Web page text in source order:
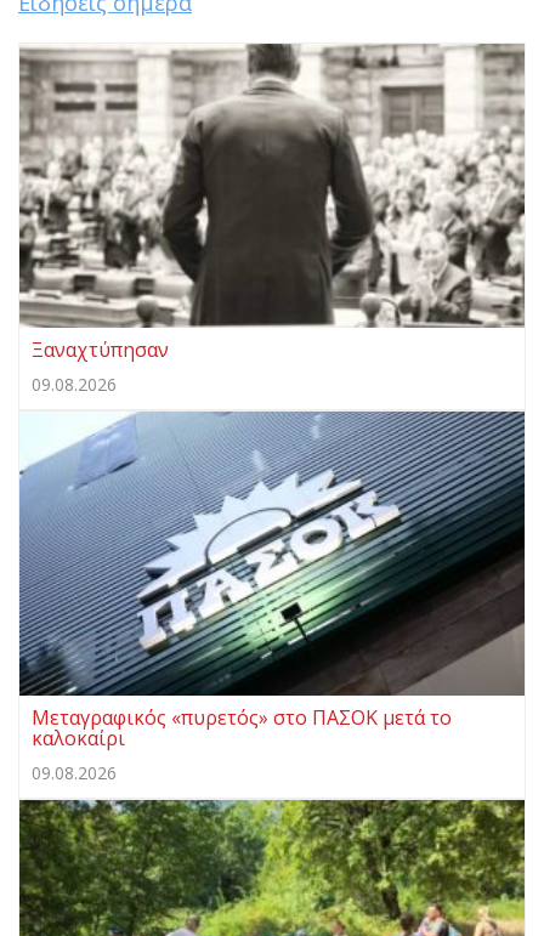
Ξαναχτύπησαν
09.08.2026
Μεταγραφικός «πυρετός» στο ΠΑΣΟΚ μετά το
καλοκαίρι
09.08.2026